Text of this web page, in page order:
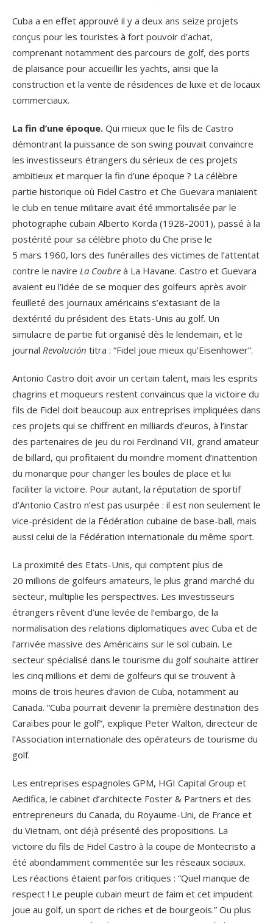
Cuba a en effet approuvé il y a deux ans seize projets
conçus pour les touristes à fort pouvoir d’achat,
comprenant notamment des parcours de golf, des ports
de plaisance pour accueillir les yachts, ainsi que la
construction et la vente de résidences de luxe et de locaux
commerciaux.
La fin d’une époque. Qui mieux que le fils de Castro
démontrant la puissance de son swing pouvait convaincre
les investisseurs étrangers du sérieux de ces projets
ambitieux et marquer la fin d’une époque ? La célèbre
partie historique où Fidel Castro et Che Guevara maniaient
le club en tenue militaire avait été immortalisée par le
photographe cubain Alberto Korda (1928-2001), passé à la
postérité pour sa célèbre photo du Che prise le
5 mars 1960, lors des funérailles des victimes de l’attentat
contre le navire La Coubre à La Havane. Castro et Guevara
avaient eu l’idée de se moquer des golfeurs après avoir
feuilleté des journaux américains s’extasiant de la
dextérité du président des Etats-Unis au golf. Un
simulacre de partie fut organisé dès le lendemain, et le
journal Revolución titra : “Fidel joue mieux qu’Eisenhower”.
Antonio Castro doit avoir un certain talent, mais les esprits
chagrins et moqueurs restent convaincus que la victoire du
fils de Fidel doit beaucoup aux entreprises impliquées dans
ces projets qui se chiffrent en milliards d’euros, à l’instar
des partenaires de jeu du roi Ferdinand VII, grand amateur
de billard, qui profitaient du moindre moment d’inattention
du monarque pour changer les boules de place et lui
faciliter la victoire. Pour autant, la réputation de sportif
d’Antonio Castro n’est pas usurpée : il est non seulement le
vice-président de la Fédération cubaine de base-ball, mais
aussi celui de la Fédération internationale du même sport.
La proximité des Etats-Unis, qui comptent plus de
20 millions de golfeurs amateurs, le plus grand marché du
secteur, multiplie les perspectives. Les investisseurs
étrangers rêvent d’une levée de l’embargo, de la
normalisation des relations diplomatiques avec Cuba et de
l’arrivée massive des Américains sur le sol cubain. Le
secteur spécialisé dans le tourisme du golf souhaite attirer
les cinq millions et demi de golfeurs qui se trouvent à
moins de trois heures d’avion de Cuba, notamment au
Canada. “Cuba pourrait devenir la première destination des
Caraïbes pour le golf”, explique Peter Walton, directeur de
l’Association internationale des opérateurs de tourisme du
golf.
Les entreprises espagnoles GPM, HGI Capital Group et
Aedifica, le cabinet d’architecte Foster & Partners et des
entrepreneurs du Canada, du Royaume-Uni, de France et
du Vietnam, ont déjà présenté des propositions. La
victoire du fils de Fidel Castro à la coupe de Montecristo a
été abondamment commentée sur les réseaux sociaux.
Les réactions étaient parfois critiques : “Quel manque de
respect ! Le peuple cubain meurt de faim et cet impudent
joue au golf, un sport de riches et de bourgeois.” Ou plus